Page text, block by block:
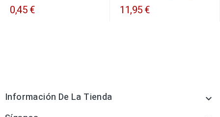
0,45 € 11,95 €
Información De La Tienda 